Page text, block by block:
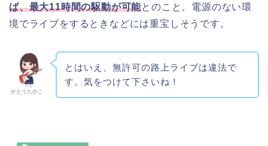
ば、最大11時間の駆動が可能とのこと。電源のない環
境でライブをするときなどには重宝しそうです。
かとうたかこ
とはいえ、無許可の路上ライブは違法で
す。気をつけて下さいね！